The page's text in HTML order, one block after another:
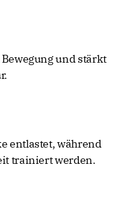
und stärkt
entlastet, während
trainiert werden.